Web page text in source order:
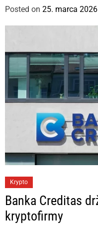
o
r
e
Posted on 25. marca 2026
a
t
e
Krypto
Banka Creditas
kryptofirmy